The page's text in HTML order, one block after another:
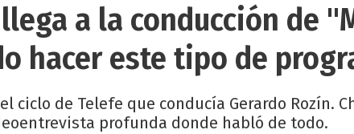
a la conducción de
hacer este tipo de
ciclo de Telefe que conducía Gerardo Rozín.
profunda donde habló de todo.